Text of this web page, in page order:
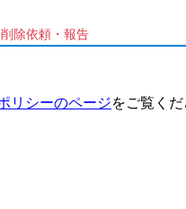
削除依頼・報告